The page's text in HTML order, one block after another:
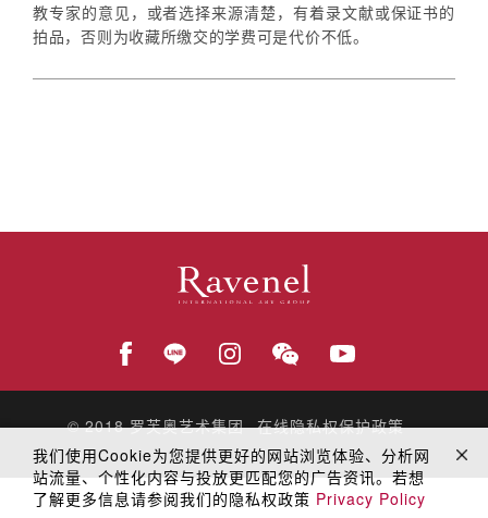
教专家的意见，或者选择来源清楚，有着录文献或保证书的
拍品，否则为收藏所缴交的学费可是代价不低。
© 2018罗芙奥艺术集团 在线隐私权保护政策
我们使用Cookie为您提供更好的网站浏览体验、分析网
站流量、个性化内容与投放更匹配您的广告资讯。若想
了解更多信息请参阅我们的隐私权政策 Privacy Policy